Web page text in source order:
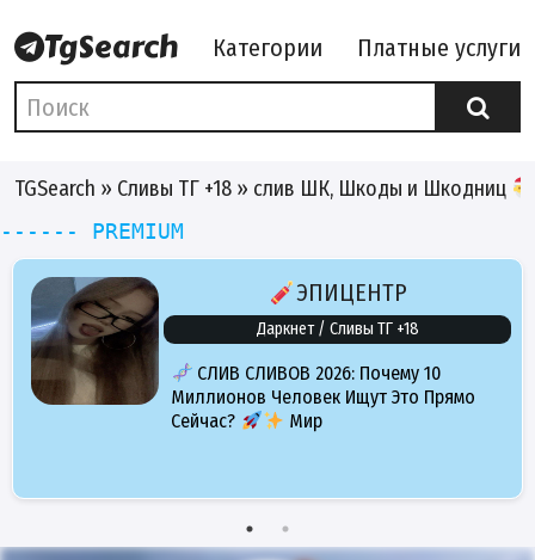
Категории Платные услуги
TGSearch » Сливы ТГ +18 » слив ШК, Шкоды и Шкодниц
------ PREMIUM
ЭПИЦЕНТР
Даркнет / Сливы ТГ +18
СЛИВ СЛИВОВ 2026: Почему 10
Миллионов Человек Ищут Это Прямо
Сейчас?
Мир